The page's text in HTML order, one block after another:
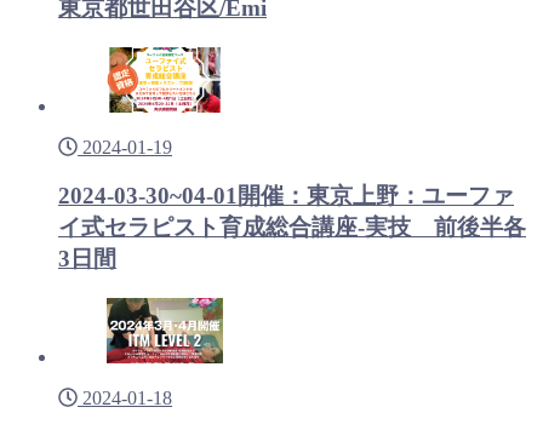
東京都世田谷区/Emi
2024-01-19
2024-03-30~04-01開催：東京上野：ユーファ
イ式セラピスト育成総合講座-実技 前後半各
3日間
2024-01-18